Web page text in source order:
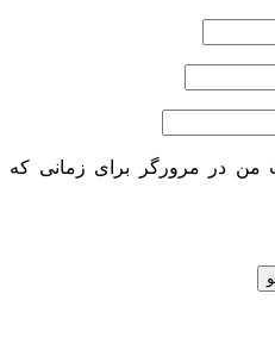
من در مرورگر برای زمانی که